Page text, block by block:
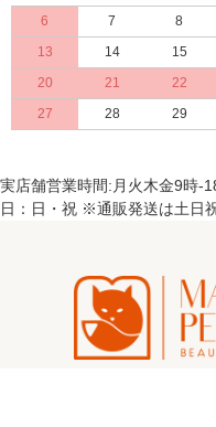
6
7 8
13
14 15
20
21 22
27
28 29
実店舗営業時間:月火木金9
日：日・祝 ※通販発送は土日